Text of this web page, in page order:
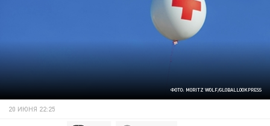
ФОТО: MORITZ WOLF/GLOBALLOOKPRESS
20 ИЮНЯ 22:25